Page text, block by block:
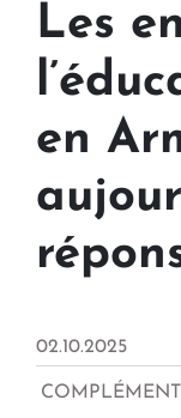
Les
en
02.10.2025